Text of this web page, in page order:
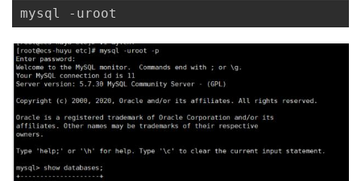
mysql -uroot